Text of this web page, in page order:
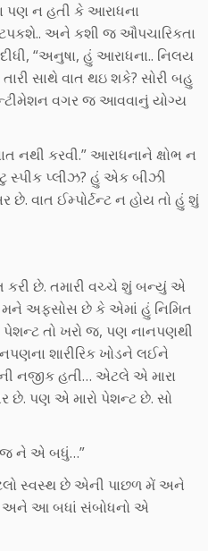
ન હતી કે આરાધના
અને કશી જ ઔપચારિકતા
“અનુષા, હું આરાધના.. નિલય
સાથે વાત થઇ શકે? સોરી બહુ
વગર જ આવવાનું યોગ્ય
નથી કરવી.” આરાધનાને ક્ષોભ ન
સ્પીક પ્લીઝ? હું એક બીઝી
વાત ઈમ્પોર્ટન્ટ ન હોય તો હું શું
કરી છે. તમારી વચ્ચે શું બન્યું એ
અફસોસ છે કે એમાં હું નિમિત
તો ખરો જ, પણ નાનપણથી
શારીરિક ખોડને લઈને
નજીક હતી… એટલે એ મારા
છે. પણ એ મારો પેશન્ટ છે. સો
ને એ બધું…”
સ્વસ્થ છે એની પાછળ મેં અને
અને આ બધાં સંબોધનો એ